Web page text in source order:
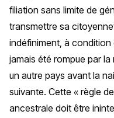
filiation sans limite de
transmettre sa
indéfiniment, à
jamais été rompue par
un autre pays avant la
suivante. Cette « règle
ancestrale doit être